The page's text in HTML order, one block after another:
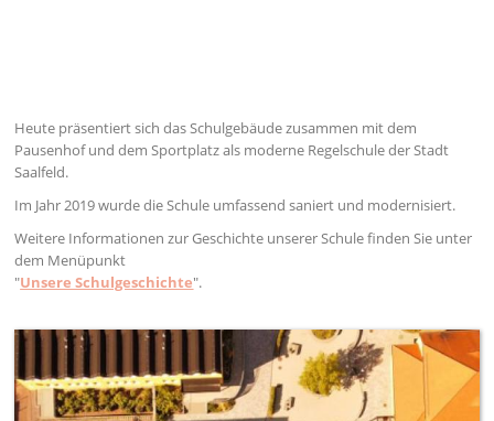
Heute präsentiert sich das Schulgebäude zusammen mit dem
Pausenhof und dem Sportplatz als moderne Regelschule der Stadt
Saalfeld.
Im Jahr 2019 wurde die Schule umfassend saniert und modernisiert.
Weitere Informationen zur Geschichte unserer Schule finden Sie unter
dem Menüpunkt
"Unsere Schulgeschichte".